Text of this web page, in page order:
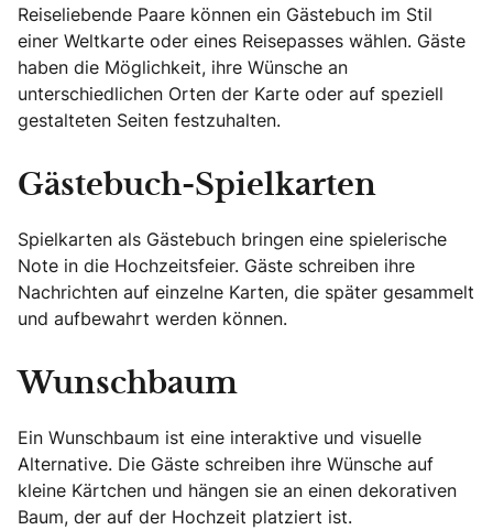
Reiseliebende Paare können ein Gästebuch im Stil
einer Weltkarte oder eines Reisepasses wählen. Gäste
haben die Möglichkeit, ihre Wünsche an
unterschiedlichen Orten der Karte oder auf speziell
gestalteten Seiten festzuhalten.
Gästebuch-Spielkarten
Spielkarten als Gästebuch bringen eine spielerische
Note in die Hochzeitsfeier. Gäste schreiben ihre
Nachrichten auf einzelne Karten, die später gesammelt
und aufbewahrt werden können.
Wunschbaum
Ein Wunschbaum ist eine interaktive und visuelle
Alternative. Die Gäste schreiben ihre Wünsche auf
kleine Kärtchen und hängen sie an einen dekorativen
Baum, der auf der Hochzeit platziert ist.